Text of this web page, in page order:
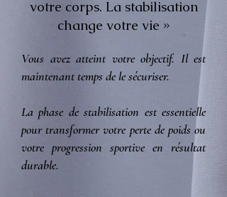
votre corps. La stabilisation
change votre vie »
Vous avez atteint votre objectif. Il est
maintenant temps de le sécuriser.
La phase de stabilisation est essentielle
pour transformer votre perte de poids ou
votre progression sportive en résultat
durable.